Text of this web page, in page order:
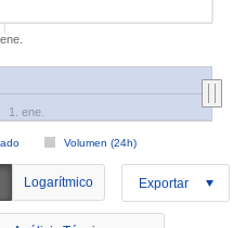
Volumen (24h)
1. ene.
Logarítmico Exportar